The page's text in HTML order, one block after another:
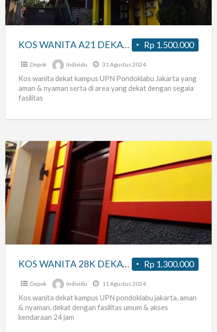
PONDOKLABU
JAKARTA
Rp 1.500.000
KOS WANITA A21 DEKAT UPN PONDOKLABU JAKARTA
Depok Individu 31 Agustus 2024
Kos wanita dekat kampus UPN Pondoklabu Jakarta yang
aman & nyaman serta di area yang dekat dengan segala
fasilitas
KOS
WANITA
28K
DEKAT
KAMPUS
UPN
PONDOKLABU
Rp 1.300.000
KOS WANITA 28K DEKAT KAMPUS UPN PONDOKLABU JAKARTA
Depok Individu 11 Agustus 2024
Kos wanita dekat kampus UPN pondoklabu jakarta, aman
& nyaman, dekat dengan fasilitas umum & akses
kendaraan 24 jam